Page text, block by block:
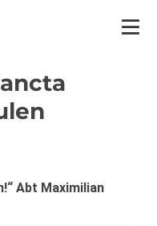
Abt Maximilian